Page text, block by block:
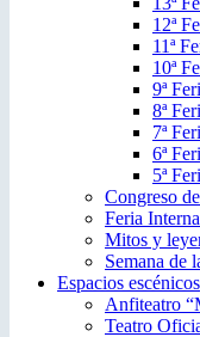
12ª
11ª
10ª
9ª
8ª
7ª
6ª
5ª
Congreso
Feria
Mitos y
Semana de
Espacios escénicos
Anfiteatro
Teatro